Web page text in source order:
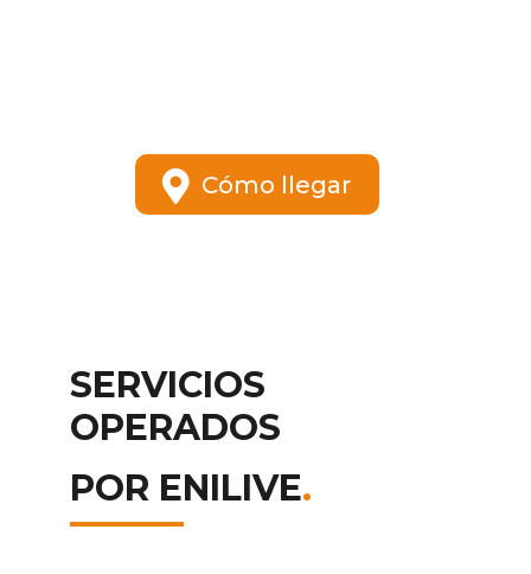
Cómo llegar
SERVICIOS
OPERADOS
POR ENILIVE.